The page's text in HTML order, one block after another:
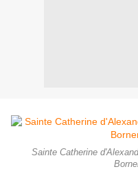
Sainte Catherine